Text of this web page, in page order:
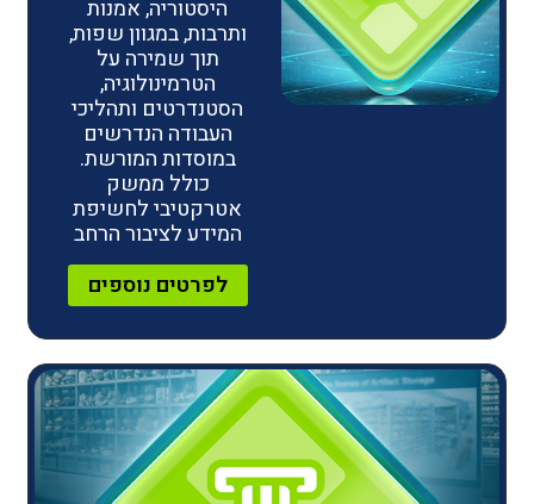
היסטוריה, אמנות
ותרבות, במגוון שפות,
תוך שמירה על
הטרמינולוגיה,
הסטנדרטים ותהליכי
העבודה הנדרשים
במוסדות המורשת.
אטרקטיבי לחשיפת
המידע לציבור הרחב